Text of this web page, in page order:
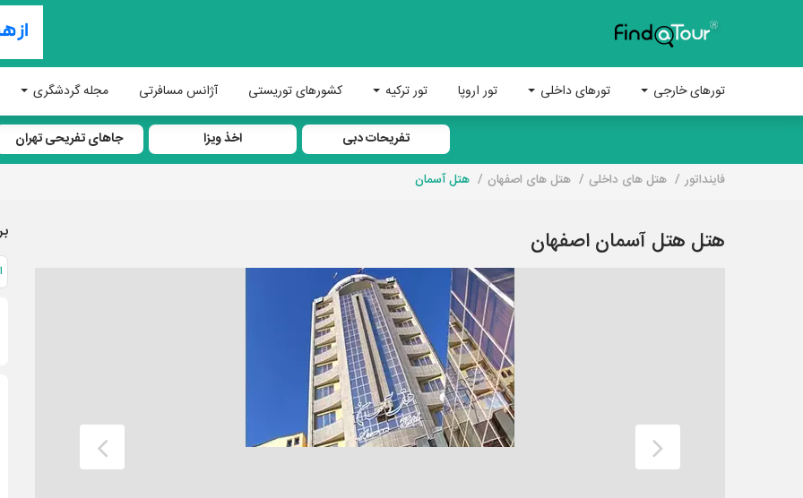
تورهای خارجی تورهای داخلی تور اروپا تور ترکیه کشورهای توریستی آژانس مسافرتی مجله گردشگری
تفریحات دبی اخذ ویزا جاهای تفریحی تهران
فاینداتور هتل های داخلی هتل های اصفهان هتل آسمان
هتل هتل آسمان اصفهان